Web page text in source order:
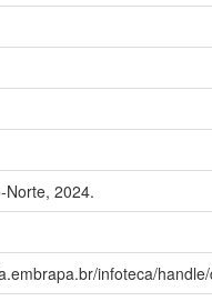
Norte, 2024.
infoteca/